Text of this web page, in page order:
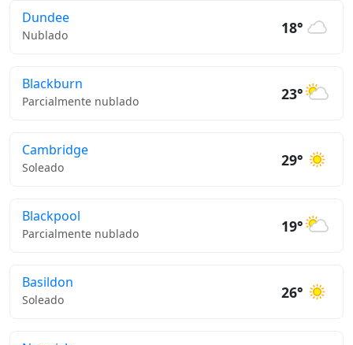
Dundee
Nublado 18°
Blackburn
Parcialmente nublado 23°
Cambridge
Soleado 29°
Blackpool
Parcialmente nublado 19°
Basildon
Soleado 26°